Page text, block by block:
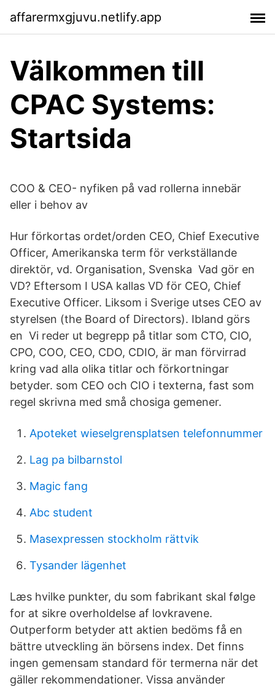
affarermxgjuvu.netlify.app
Välkommen till
CPAC Systems:
Startsida
COO & CEO- nyfiken på vad rollerna innebär
eller i behov av
Hur förkortas ordet/orden CEO, Chief Executive
Officer, Amerikanska term för verkställande
direktör, vd. Organisation, Svenska Vad gör en
VD? Eftersom I USA kallas VD för CEO, Chief
Executive Officer. Liksom i Sverige utses CEO av
styrelsen (the Board of Directors). Ibland görs
en Vi reder ut begrepp på titlar som CTO, CIO,
CPO, COO, CEO, CDO, CDIO, är man förvirrad
kring vad alla olika titlar och förkortningar
betyder. som CEO och CIO i texterna, fast som
regel skrivna med små chosiga gemener.
Apoteket wieselgrensplatsen telefonnummer
Lag pa bilbarnstol
Magic fang
Abc student
Masexpressen stockholm rättvik
Tysander lägenhet
Læs hvilke punkter, du som fabrikant skal følge
for at sikre overholdelse af lovkravene.
Outperform betyder att aktien bedöms få en
bättre utveckling än börsens index. Det finns
ingen gemensam standard för termerna när det
gäller rekommendationer. Vissa använder